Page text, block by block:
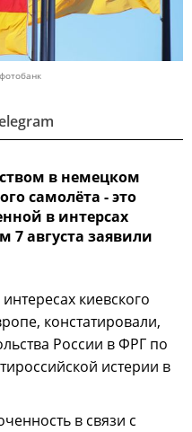
в немецком
самолёта - это
в интерсах
7 августа заявили
киевского
констатировали,
России в ФРГ по
истерии в
в связи с